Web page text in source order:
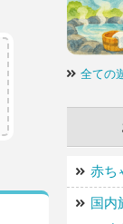
全ての
赤ち
国内